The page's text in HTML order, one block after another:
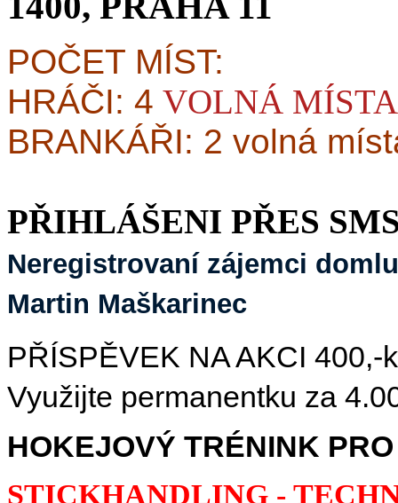
POČET MÍST:
HRÁČI: 4 VOLNÁ MÍSTA
BRANKÁŘI: 2 volná
PŘIHLÁŠENI PŘES
Neregistrovaní zájemci
Martin Maškarinec
PŘÍSPĚVEK NA AKCI 400,-
Využijte permanentku za
HOKEJOVÝ TRÉNINK
STICKHANDLING -